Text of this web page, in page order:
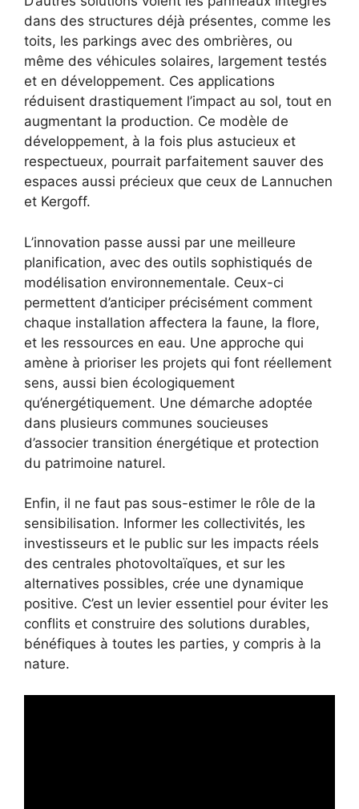
dans des structures déjà présentes, comme les
toits, les parkings avec des ombrières, ou
même des véhicules solaires, largement testés
et en développement. Ces applications
réduisent drastiquement l’impact au sol, tout en
augmentant la production. Ce modèle de
développement, à la fois plus astucieux et
respectueux, pourrait parfaitement sauver des
espaces aussi précieux que ceux de Lannuchen
et Kergoff.
L’innovation passe aussi par une meilleure
planification, avec des outils sophistiqués de
modélisation environnementale. Ceux-ci
permettent d’anticiper précisément comment
chaque installation affectera la faune, la flore,
et les ressources en eau. Une approche qui
amène à prioriser les projets qui font réellement
sens, aussi bien écologiquement
qu’énergétiquement. Une démarche adoptée
dans plusieurs communes soucieuses
d’associer transition énergétique et protection
du patrimoine naturel.
Enfin, il ne faut pas sous-estimer le rôle de la
sensibilisation. Informer les collectivités, les
investisseurs et le public sur les impacts réels
des centrales photovoltaïques, et sur les
alternatives possibles, crée une dynamique
positive. C’est un levier essentiel pour éviter les
conflits et construire des solutions durables,
bénéfiques à toutes les parties, y compris à la
nature.